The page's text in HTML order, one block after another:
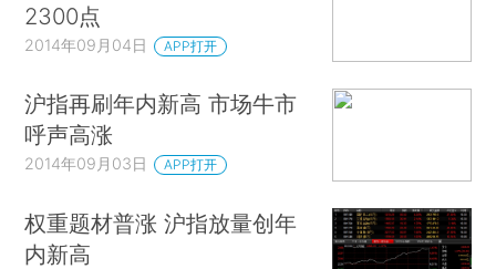
2300点
2014年09月04日 APP打开
沪指再刷年内新高 市场牛市
呼声高涨
2014年09月03日 APP打开
权重题材普涨 沪指放量创年
内新高